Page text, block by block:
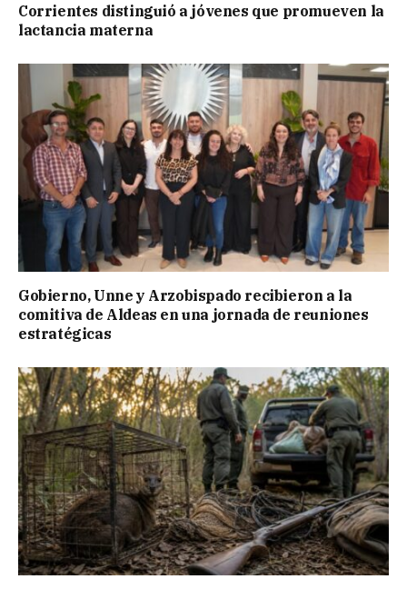
Corrientes distinguió a jóvenes que promueven la
lactancia materna
Gobierno, Unne y Arzobispado recibieron a la
comitiva de Aldeas en una jornada de reuniones
estratégicas